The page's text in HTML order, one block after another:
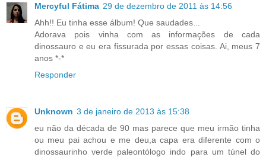
Mercyful Fátima 29 de dezembro de 2011 às 14:56
Ahh!! Eu tinha esse álbum! Que saudades...
Adorava pois vinha com as informações de cada
dinossauro e eu era fissurada por essas coisas. Ai, meus 7
anos *-*
Responder
Unknown 3 de janeiro de 2013 às 15:38
eu não da década de 90 mas parece que meu irmão tinha
ou meu pai achou e me deu,a capa era diferente com o
dinossaurinho verde paleontólogo indo para um túnel do